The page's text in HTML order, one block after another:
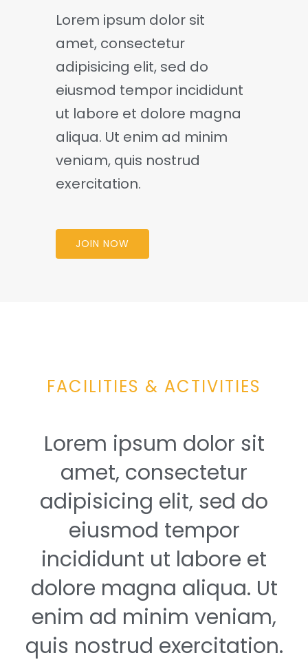
Lorem ipsum dolor sit
amet, consectetur
adipisicing elit, sed do
eiusmod tempor incididunt
ut labore et dolore magna
aliqua. Ut enim ad minim
veniam, quis nostrud
exercitation.
JOIN NOW
FACILITIES & ACTIVITIES
Lorem ipsum dolor sit
amet, consectetur
adipisicing elit, sed do
eiusmod tempor
incididunt ut labore et
dolore magna aliqua. Ut
enim ad minim veniam,
quis nostrud exercitation.